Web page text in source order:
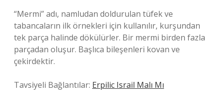
“Mermi” adı, namludan doldurulan tüfek ve
tabancaların ilk örnekleri için kullanılır, kurşundan
tek parça halinde dökülürler. Bir mermi birden fazla
parçadan oluşur. Başlıca bileşenleri kovan ve
çekirdektir.
Tavsiyeli Bağlantılar: Erpilic Israil Malı Mı